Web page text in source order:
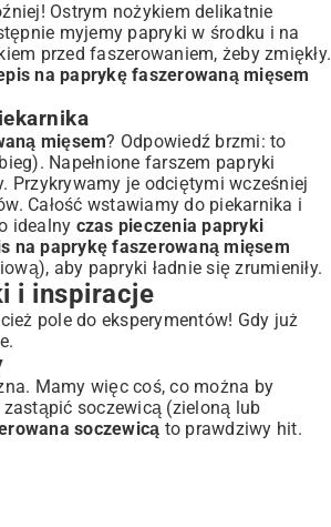
Ostrym nożykiem delikatnie
myjemy papryki w środku i na
przed faszerowaniem, żeby zmiękły.
na paprykę faszerowaną mięsem
mięsem? Odpowiedź brzmi: to
Napełnione farszem papryki
Przykrywamy je odciętymi wcześniej
Całość wstawiamy do piekarnika i
idealny czas pieczenia papryki
na paprykę faszerowaną mięsem
aby papryki ładnie się zrumieniły.
i inspiracje
pole do eksperymentów! Gdy już
Mamy więc coś, co można by
soczewicą (zieloną lub
soczewicą to prawdziwy hit.